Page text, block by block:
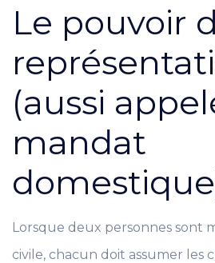
Le pouvoir
(aussi
mandat
Lorsque deux personnes sont
civile, chacun doit assumer les